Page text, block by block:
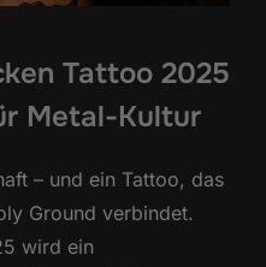
Tattoo 2025
Metal-Kultur
– und ein Tattoo, das
Ground verbindet.
wird ein